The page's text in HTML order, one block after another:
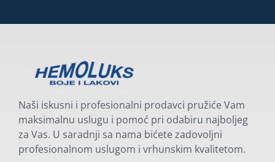
Naši iskusni i profesionalni prodavci pružiće Vam
maksimalnu uslugu i pomoć pri odabiru najboljeg
za Vas. U saradnji sa nama bićete zadovoljni
profesionalnom uslugom i vrhunskim kvalitetom.